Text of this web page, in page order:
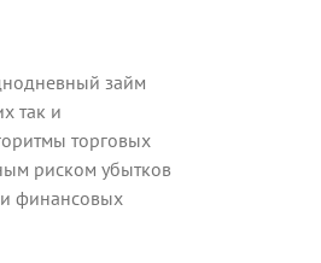
займ
так и
торговых
риском убытков
и финансовых